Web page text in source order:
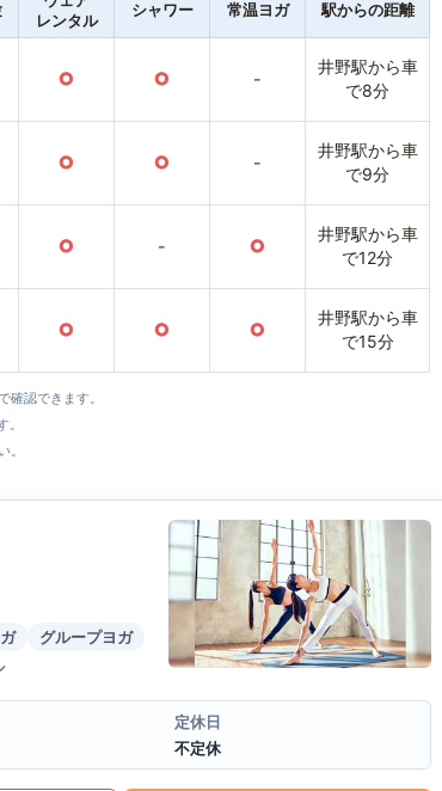
レンタル
シャワー 常温ヨガ 駅からの距離
○ ○ -
井野駅から車
で8分
○ ○ -
井野駅から車
で9分
○ - ○
井野駅から車
で12分
○ ○ ○
井野駅から車
で15分
認できます。
。
グループヨガ
定休日
不定休